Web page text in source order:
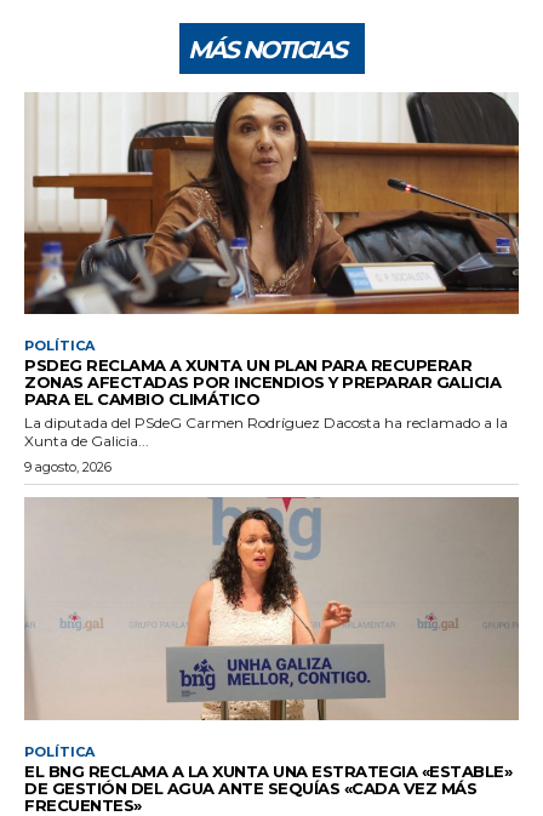
MÁS NOTICIAS
POLÍTICA
PSDEG RECLAMA A XUNTA UN PLAN PARA RECUPERAR
ZONAS AFECTADAS POR INCENDIOS Y PREPARAR GALICIA
PARA EL CAMBIO CLIMÁTICO
La diputada del PSdeG Carmen Rodríguez Dacosta ha reclamado a la
Xunta de Galicia...
9 agosto, 2026
POLÍTICA
EL BNG RECLAMA A LA XUNTA UNA ESTRATEGIA «ESTABLE»
DE GESTIÓN DEL AGUA ANTE SEQUÍAS «CADA VEZ MÁS
FRECUENTES»